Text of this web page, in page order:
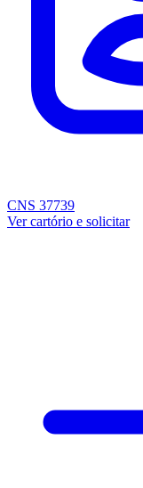
CNS 37739
Ver cartório e solicitar